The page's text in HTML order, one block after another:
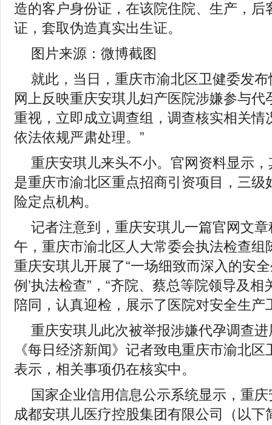
造的客户身份证，在该院住院、生产，后
证，套取伪造真实出生证。
图片来源：微博截图
就此，当日，重庆市渝北区卫健委发
网上反映重庆安琪儿妇产医院涉嫌参与代
重视，立即成立调查组，调查核实相关情
依法依规严肃处理。”
重庆安琪儿来头不小。官网资料显示
是重庆市渝北区重点招商引资项目，三级
险定点机构。
记者注意到，重庆安琪儿一篇官网文
午，重庆市渝北区人大常委会执法检查组
重庆安琪儿开展了“一场细致而深入的安
例’执法检查”，“齐院、蔡总等院领导及
陪同，认真迎检，展示了医院对安全生产
重庆安琪儿此次被举报涉嫌代孕调查
《每日经济新闻》记者致电重庆市渝北
表示，相关事项仍在核实中。
国家企业信用信息公示系统显示，重
成都安琪儿医疗控股集团有限公司（以下